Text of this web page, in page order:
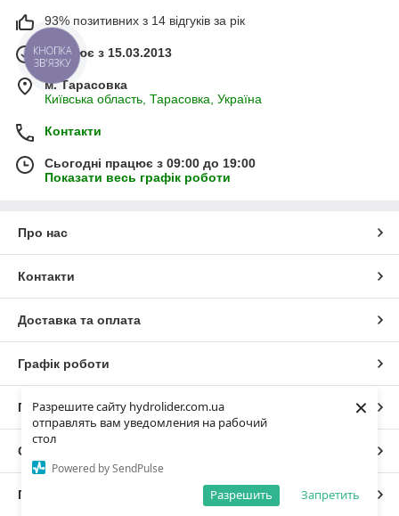
Разрешите сайту hydrolider.com.ua
отправлять вам уведомления на рабочий
стол
Powered by SendPulse
Запретить
Разрешить
×
93% позитивних з 14 відгуків за рік
Працює з 15.03.2013
м. Тарасовка
Київська область, Тарасовка, Україна
Контакти
Сьогодні працює з 09:00 до 19:00
Показати весь графік роботи
Про нас
Контакти
Доставка та оплата
Графік роботи
Повна версія сайту
Сайт створено на маркетплейсі
Політика конфіденційності
КНОПКА
ЗВ'ЯЗКУ